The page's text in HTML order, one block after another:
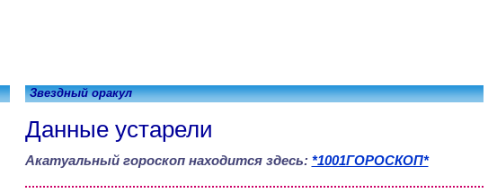
Звездный оракул
Данные устарели
Акатуальный гороскоп находится здесь: *1001ГОРОСКОП*